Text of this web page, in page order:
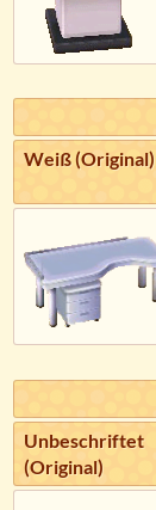
Weiß (Original)
Unbeschriftet
(Original)